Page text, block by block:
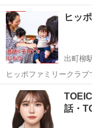
ヒッ
出町柳
ヒッポファミリークラ
代の仲間たちが集まっ
語・フランス語・ドイ
京都 京都市
話・